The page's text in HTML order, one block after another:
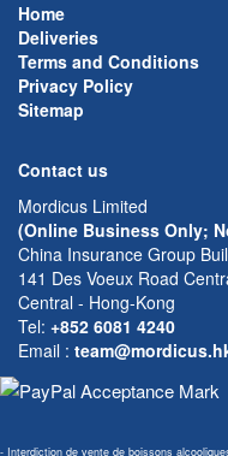
Home
Deliveries
Terms and Conditions
Privacy Policy
Sitemap
Contact us
Mordicus Limited
(Online Business Only;
China Insurance Group
141 Des Voeux Road
Central - Hong-Kong
Tel: +852 6081 4240
Email :
- Interdiction de vente de boissons